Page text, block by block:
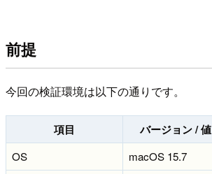
前提
今回の検証環境は以下の通りです。
項目 バージョン / 値
OS
macOS 15.7